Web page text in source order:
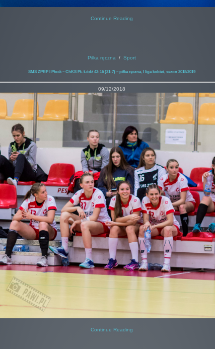
Continue Reading
Piłka ręczna / Sport
SMS ZPRP I Płock – ChKS PŁ Łódź 42:16 (21:7) – piłka ręczna, I liga kobiet, sezon 2018/2019
09/12/2018
Continue Reading